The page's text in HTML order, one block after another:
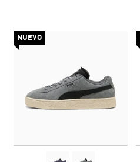
NUEVO